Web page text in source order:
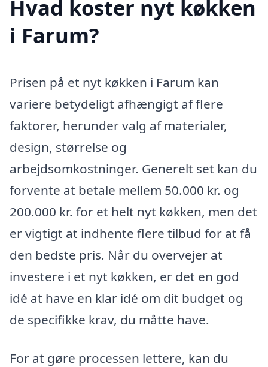
Hvad koster nyt køkken
i Farum?
Prisen på et nyt køkken i Farum kan
variere betydeligt afhængigt af flere
faktorer, herunder valg af materialer,
design, størrelse og
arbejdsomkostninger. Generelt set kan du
forvente at betale mellem 50.000 kr. og
200.000 kr. for et helt nyt køkken, men det
er vigtigt at indhente flere tilbud for at få
den bedste pris. Når du overvejer at
investere i et nyt køkken, er det en god
idé at have en klar idé om dit budget og
de specifikke krav, du måtte have.
For at gøre processen lettere, kan du